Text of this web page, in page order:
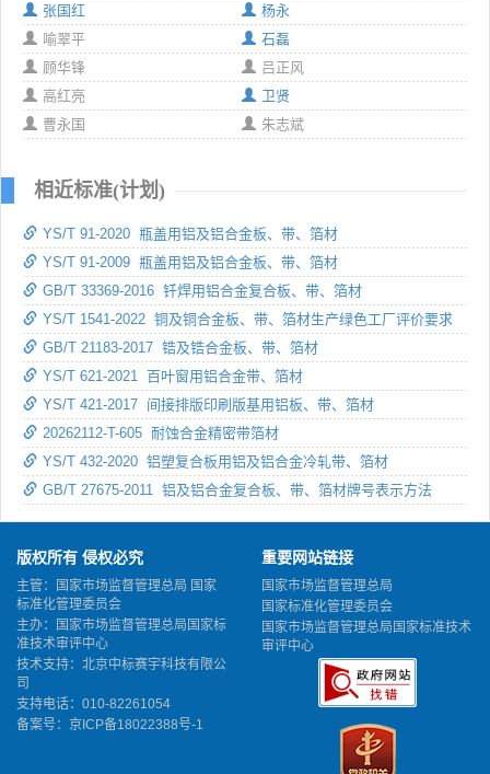
张国红
杨永
喻翠平
石磊
顾华锋
吕正风
高红亮
卫贤
曹永国
朱志斌
相近标准(计划)
YS/T 91-2020 瓶盖用铝及铝合金板、带、箔材
YS/T 91-2009 瓶盖用铝及铝合金板、带、箔材
GB/T 33369-2016 钎焊用铝合金复合板、带、箔材
YS/T 1541-2022 铜及铜合金板、带、箔材生产绿色工厂评价要求
GB/T 21183-2017 锆及锆合金板、带、箔材
YS/T 621-2021 百叶窗用铝合金带、箔材
YS/T 421-2017 间接排版印刷版基用铝板、带、箔材
20262112-T-605 耐蚀合金精密带箔材
YS/T 432-2020 铝塑复合板用铝及铝合金冷轧带、箔材
GB/T 27675-2011 铝及铝合金复合板、带、箔材牌号表示方法
版权所有 侵权必究
主管：国家市场监督管理总局 国家
标准化管理委员会
主办：国家市场监督管理总局国家标
准技术审评中心
技术支持：北京中标赛宇科技有限公
司
支持电话：010-82261054
备案号： 京ICP备18022388号-1
重要网站链接
国家市场监督管理总局
国家标准化管理委员会
国家市场监督管理总局国家标准技术
审评中心